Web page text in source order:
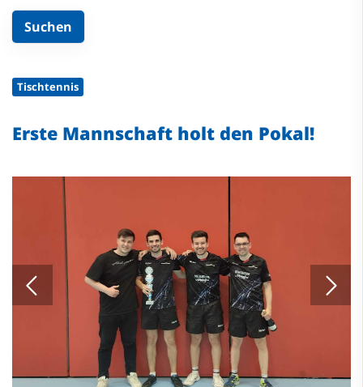
Tischtennis
Erste Mannschaft holt den Pokal!